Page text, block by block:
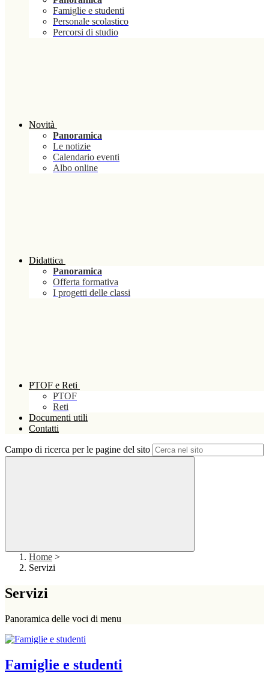
Famiglie e studenti
Personale scolastico
Percorsi di studio
Novità
Panoramica
Le notizie
Calendario eventi
Albo online
Didattica
Panoramica
Offerta formativa
I progetti delle classi
PTOF e Reti
PTOF
Reti
Documenti utili
Contatti
Campo di ricerca per le pagine del sito
Home >
Servizi
Servizi
Panoramica delle voci di menu
Famiglie e studenti